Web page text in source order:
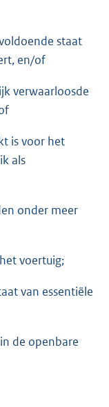
staat
en/of
verwaarloosde
is voor het
als
onder meer
voertuig;
van essentiële
de openbare